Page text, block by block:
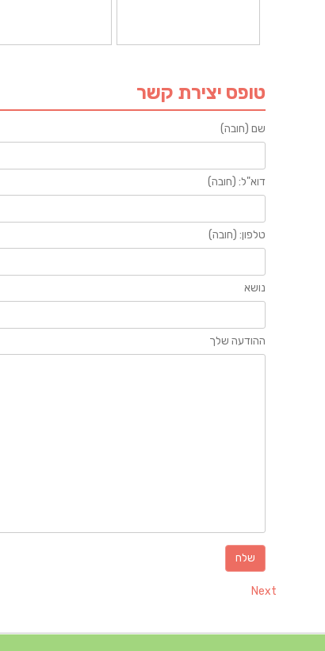
טופס יצירת קשר
שם (חובה)
דוא"ל: (חובה)
טלפון: (חובה)
נושא
ההודעה שלך
Next